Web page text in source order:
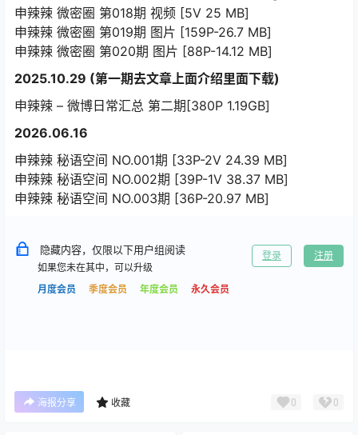
申辣辣 微密圈 第018期 视频 [5V 25 MB]
申辣辣 微密圈 第019期 图片 [159P-26.7 MB]
申辣辣 微密圈 第020期 图片 [88P-14.12 MB]
2025.10.29 (第一期去文章上面介绍里面下载)
申辣辣 – 微博日常汇总 第二期[380P 1.19GB]
2026.06.16
申辣辣 秘语空间 NO.001期 [33P-2V 24.39 MB]
申辣辣 秘语空间 NO.002期 [39P-1V 38.37 MB]
申辣辣 秘语空间 NO.003期 [36P-20.97 MB]
隐藏内容，仅限以下用户组阅读
如果您未在其中，可以升级
月度会员
季度会员 年度会员 永久会员
登录 注册
海报分享 收藏 0 0